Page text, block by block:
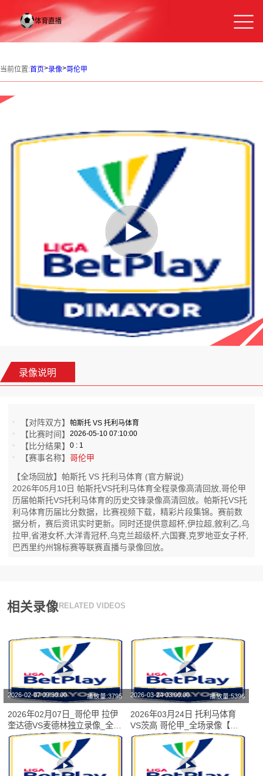
当前位置:首页>录像>哥伦甲
录像说明
【对阵双方】帕斯托 VS 托利马体育
【比赛时间】2026-05-10 07:10:00
【比分结果】0 : 1
【赛事名称】哥伦甲
【全场回放】帕斯托 VS 托利马体育 (官方解说)
2026年05月10日 帕斯托VS托利马体育全程录像高清回放,哥伦甲
历届帕斯托VS托利马体育的历史交锋录像高清回放。帕斯托VS托
利马体育历届比分数据，比赛视频下载，精彩片段集锦。赛前数
据分析，赛后资讯实时更新。同时还提供意超杯,伊拉超,敘利乙,乌
拉甲,省港女杯,大洋青冠杯,乌克兰超级杯,六国賽,克罗地亚女子杯,
巴西里约州锦标赛等联赛直播与录像回放。
相关录像 RELATED VIDEOS
2026-02-07 09:30:00 播放量:3795
2026年02月07日_哥伦甲 拉伊
奎达德VS麦德林独立录像_全场
录像【视频集锦】
2026-03-24 03:00:00 播放量:5396
2026年03月24日 托利马体育
VS茨高 哥伦甲_全场录像【视
频集锦】